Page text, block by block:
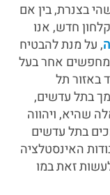
בצנרת, בין אם
חדש, אנו
, על מנת להבטיח
מחפשים אחר בעל
באזור תל
בתל עדשים,
שהיא, ויהווה
בתל עדשים
האינסטלציה
זאת במו